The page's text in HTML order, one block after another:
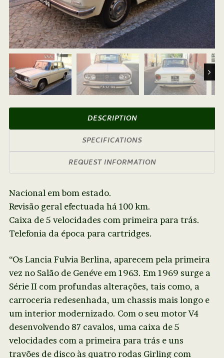
DESCRIPTION
SPECIFICATIONS
REQUEST INFORMATION
Nacional em bom estado.
Revisão geral efectuada há 100 km.
Caixa de 5 velocidades com primeira para trás.
Telefonia da época para cartridges.
“Os Lancia Fulvia Berlina, aparecem pela primeira
vez no Salão de Genéve em 1963. Em 1969 surge a
Série II com profundas alterações, tais como, a
carroceria redesenhada, um chassis mais longo e
um interior modernizado. Com o seu motor V4
desenvolvendo 87 cavalos, uma caixa de 5
velocidades com a primeira para trás e uns
travões de disco às quatro rodas Girling com